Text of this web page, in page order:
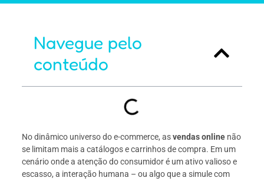
Navegue pelo
conteúdo
No dinâmico universo do e-commerce, asvendas onlinenão
se limitam mais a catálogos e carrinhos de compra. Em um
cenário onde a atenção do consumidor é um ativo valioso e
escasso, a interação humana – ou algo que a simule com